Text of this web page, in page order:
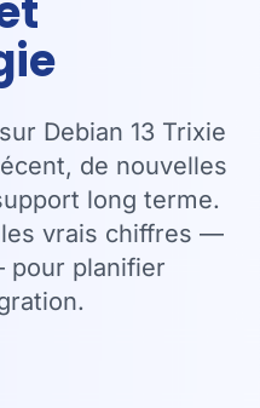
Debian 13 Trixie
de nouvelles
long terme.
vrais chiffres —
pour planifier